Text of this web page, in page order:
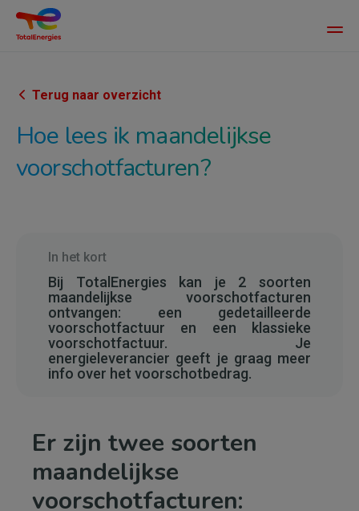
naar
inhoud
gaan
Main
Terug naar overzicht
Hoe lees ik maandelijkse
voorschotfacturen?
In het kort
Bij TotalEnergies kan je 2 soorten
maandelijkse voorschotfacturen
ontvangen: een gedetailleerde
voorschotfactuur en een klassieke
voorschotfactuur. Je
energieleverancier geeft je graag meer
info over het voorschotbedrag.
Er zijn twee soorten
maandelijkse
voorschotfacturen: